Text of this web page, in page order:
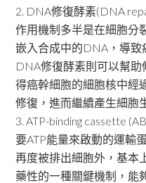
2. DNA修復酵素(DNA
作用機制多半是在細胞分
嵌入合成中的DNA，導
DNA修復酵素則可以幫
得癌幹細胞的細胞核中經
修復，進而繼續產生細胞
3. ATP-binding cassette
要ATP能量來啟動的運輸
再度被排出細胞外，基本
藥性的一種關鍵機制，能